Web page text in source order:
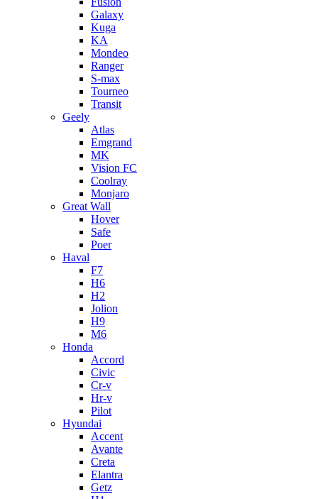
Galaxy
Kuga
KA
Mondeo
Ranger
S-max
Tourneo
Transit
Geely
Atlas
Emgrand
MK
Vision FC
Coolray
Monjaro
Great Wall
Hover
Safe
Poer
Haval
F7
H6
H2
Jolion
H9
M6
Honda
Accord
Civic
Cr-v
Hr-v
Pilot
Hyundai
Accent
Avante
Creta
Elantra
Getz